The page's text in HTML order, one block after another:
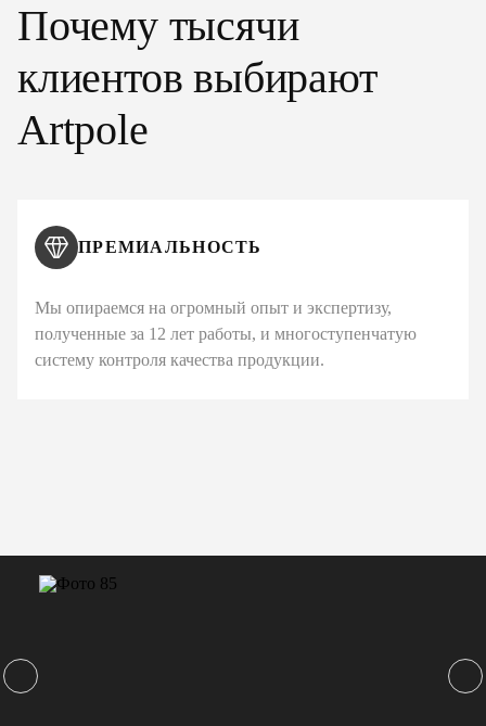
Почему тысячи
клиентов выбирают
Artpole
ПРЕМИАЛЬНОСТЬ
Мы опираемся на огромный опыт и экспертизу,
полученные за 12 лет работы, и многоступенчатую
систему контроля качества продукции.